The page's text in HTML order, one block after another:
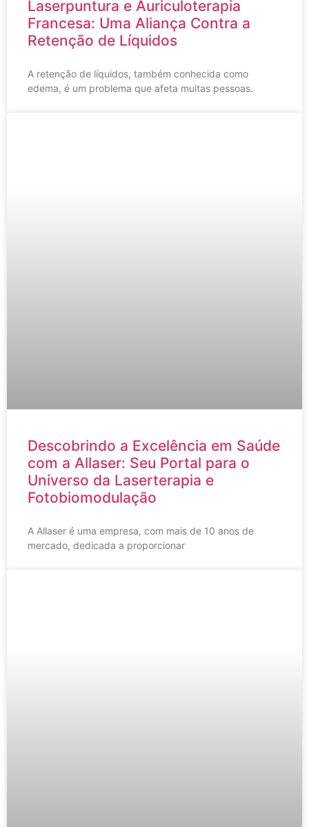
Laserpuntura e Auriculoterapia
Francesa: Uma Aliança Contra a
Retenção de Líquidos
A retenção de líquidos, também conhecida como
edema, é um problema que afeta muitas pessoas.
Descobrindo a Excelência em Saúde
com a Allaser: Seu Portal para o
Universo da Laserterapia e
Fotobiomodulação
A Allaser é uma empresa, com mais de 10 anos de
mercado, dedicada a proporcionar